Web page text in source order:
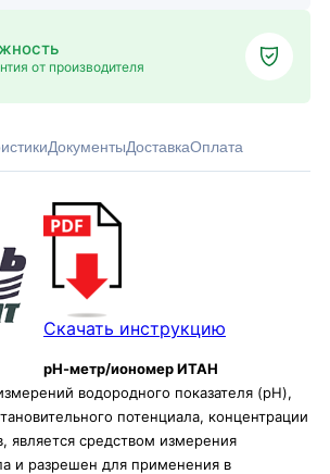
от производителя
ДокументыДоставкаОплата
Скачать инструкцию
рН-метр/иономер ИТАН
водородного показателя (pH),
потенциала, концентрации
является средством измерения
и разрешен для применения в